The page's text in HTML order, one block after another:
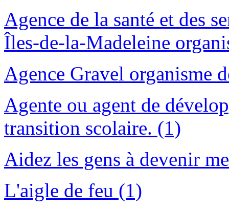
Agence de la santé et des
Îles-de-la-Madeleine
Agence Gravel organisme
Agente ou agent de
transition scolaire. (1)
Aidez les gens à devenir
L'aigle de feu (1)